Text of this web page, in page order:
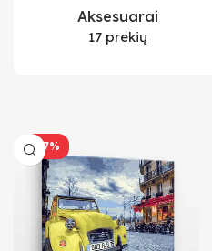
Aksesuarai
17 prekių
-47%